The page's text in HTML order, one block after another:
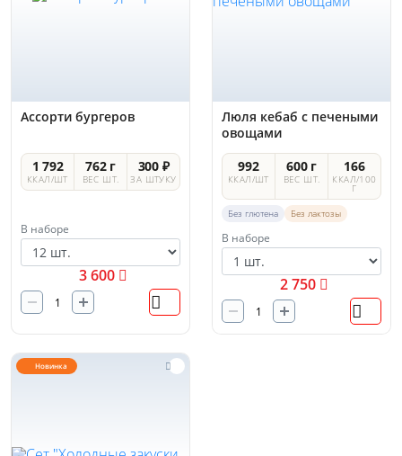
Ассорти бургеров
1 792
ККАЛ/ШТ
762 г
ВЕС ШТ.
300 ₽
ЗА ШТУКУ
В наборе
3 600
Люля кебаб с печеными
овощами
992
ККАЛ/ШТ
600 г
ВЕС ШТ.
166
ККАЛ/100
Г
Без глютена Без лактозы
В наборе
2 750
Новинка